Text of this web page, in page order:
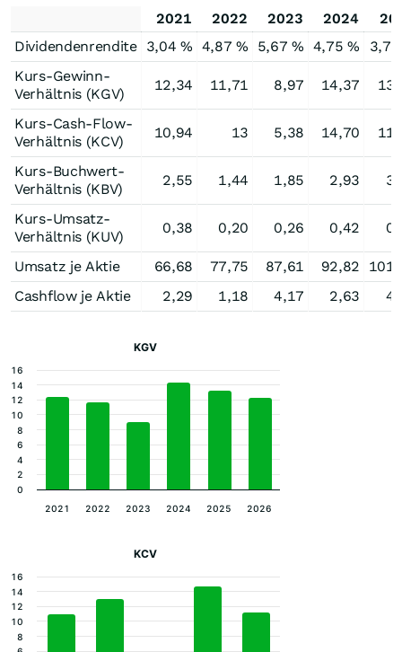
2021 2022 2023 2024
Dividendenrendite 3,04 % 4,87 % 5,67 % 4,75 %
Kurs-Gewinn-
Verhältnis (KGV)
12,34 11,71 8,97 14,37
Kurs-Cash-Flow-
Verhältnis (KCV)
10,94 13 5,38 14,70
Kurs-Buchwert-
Verhältnis (KBV)
2,55 1,44 1,85 2,93
Kurs-Umsatz-
Verhältnis (KUV)
0,38 0,20 0,26 0,42
Umsatz je Aktie 66,68 77,75 87,61 92,82
Cashflow je Aktie
2,29 1,18 4,17 2,63
KGV
2021 2022 2023 2024 2025 2026
0
2
4
6
8
10
12
14
16
KCV
8
10
12
14
16